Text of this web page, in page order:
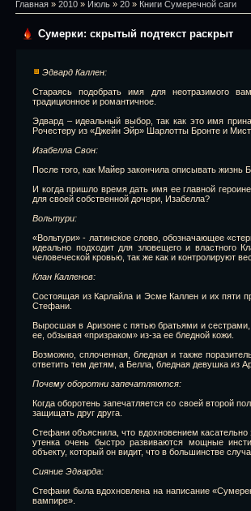
Главная » 2010 » Июль » 20 » Книги Сумеречной саги
Сумерки: скрытый подтекст раскрыт
Эдвард Каллен:
Стараясь подобрать имя для неотразимого
традиционное и романтичное.
Эдвард – идеальный выбор, так как это имя
Рочестеру из «Джейн Эйр» Шарлотты Бронте и
Изабелла Свон:
После того, как Майер закончила описывать жизнь
И когда пришло время дать имя ее главной
для своей собственной дочери, Изабелла?
Вольтури:
«Вольтури» - латинское слово, обозначающее
идеально подходит для зловещего и властного
человеческой кровью, так же как и контролируют
Клан Калленов:
Состоящая из Карлайла и Эсме Каллен и их пяти
Стефани.
Выросшая в Аризоне с пятью братьями и
ее, обзывая «призраком» из-за ее бледной кожи.
Возможно, сплоченная, бледная и также
ответить тем детям, а Белла, бледная девушка из
Почему оборотни запечатляются:
Когда оборотень запечатляется со своей второй
защищать друг друга.
Стефани объяснила, что вдохновением касательно
утенка очень быстро развиваются мощные
объекту, который он видит, что в большинстве
Сияние Эдварда:
Стефани была вдохновлена на написание
вампире».